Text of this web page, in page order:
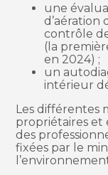
une
contrôle
(la
en 2024) ;
un
intérieur
Les différentes
propriétaires et
des
fixées par le